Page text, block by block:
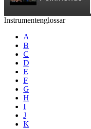
Instrumentenglossar
A
B
C
D
E
F
G
H
I
J
K